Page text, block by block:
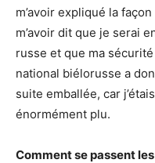
m’avoir expliqué la
m’avoir dit que je serai
russe et que ma
national biélorusse a
suite emballée, car
énormément plu.
Comment se passent